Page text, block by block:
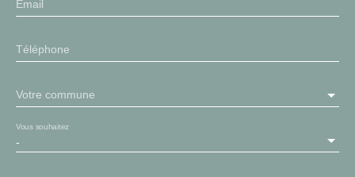
Email
Téléphone
Votre commune
-
Vous souhaitez